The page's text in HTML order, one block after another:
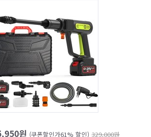
원 (쿠폰할인가61% 할인) 329,000원